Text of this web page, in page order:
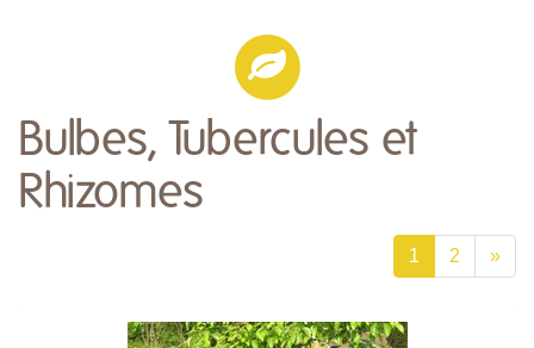
Bulbes, Tubercules et
Rhizomes
1 2 »